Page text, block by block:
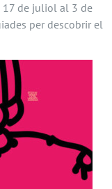
17 de juliol al 3 de
per descobrir el